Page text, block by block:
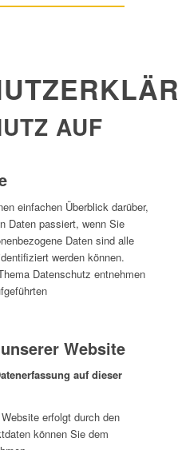
AUF
einfachen Überblick darüber,
Daten passiert, wenn Sie
Daten sind alle
werden können.
Datenschutz entnehmen
Website
auf dieser
erfolgt durch den
können Sie dem